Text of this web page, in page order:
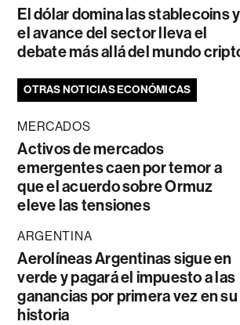
El dólar domina las stablecoins y
el avance del sector lleva el
debate más allá del mundo
OTRAS NOTICIAS ECONÓMICAS
MERCADOS
Activos de mercados
emergentes caen por temor a
que el acuerdo sobre Ormuz
eleve las tensiones
ARGENTINA
Aerolíneas Argentinas sigue en
verde y pagará el impuesto a las
ganancias por primera vez en su
historia